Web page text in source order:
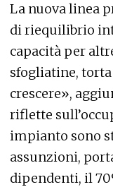
La nuova linea
di riequilibrio
capacità per
sfogliatine,
crescere»,
riflette
impianto sono
assunzioni,
dipendenti, il